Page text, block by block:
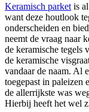
Keramisch parket is
want deze houtlook
onderscheiden en
neemt de vraag naar
de keramische tegels
de keramische
vandaar de naam. Al
toegepast in paleizen
de allerrijkste was
Hierbij heeft het wel